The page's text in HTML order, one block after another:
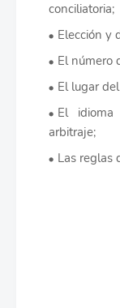
conciliatoria;
Elección y
El número
El lugar
El
arbitraje;
Las reglas